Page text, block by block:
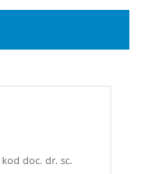
doc. dr. sc.